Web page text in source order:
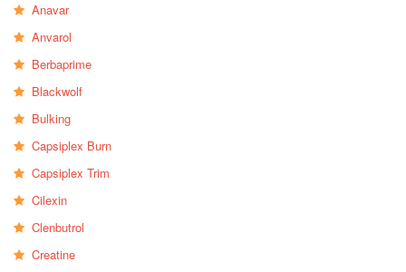
Anavar
Anvarol
Berbaprime
Blackwolf
Bulking
Capsiplex Burn
Capsiplex Trim
Cilexin
Clenbutrol
Creatine